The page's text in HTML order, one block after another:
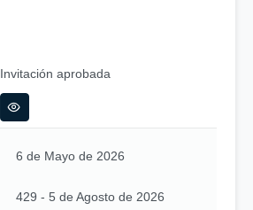
Invitación aprobada
6 de Mayo de 2026
429 - 5 de Agosto de 2026